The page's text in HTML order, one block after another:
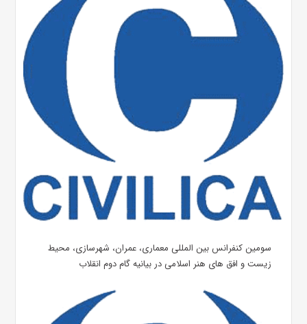
سومین کنفرانس بین المللی معماری، عمران، شهرسازی، محیط
زیست و افق های هنر اسلامی در بیانیه گام دوم انقلاب